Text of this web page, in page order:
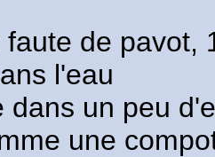
faute de pavot,
l'eau
dans un peu
une